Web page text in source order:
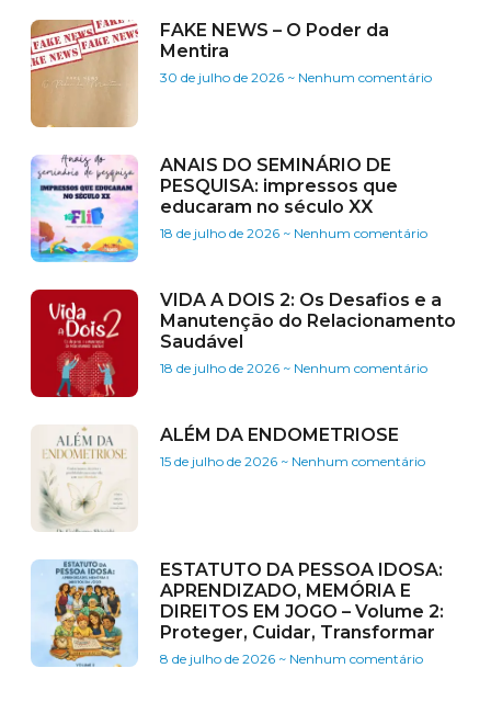
FAKE NEWS – O Poder da
Mentira
30 de julho de 2026 Nenhum comentário
ANAIS DO SEMINÁRIO DE
PESQUISA: impressos que
educaram no século XX
18 de julho de 2026 Nenhum comentário
VIDA A DOIS 2: Os Desafios e a
Manutenção do Relacionamento
Saudável
18 de julho de 2026 Nenhum comentário
ALÉM DA ENDOMETRIOSE
15 de julho de 2026 Nenhum comentário
ESTATUTO DA PESSOA IDOSA:
APRENDIZADO, MEMÓRIA E
DIREITOS EM JOGO – Volume 2:
Proteger, Cuidar, Transformar
8 de julho de 2026 Nenhum comentário